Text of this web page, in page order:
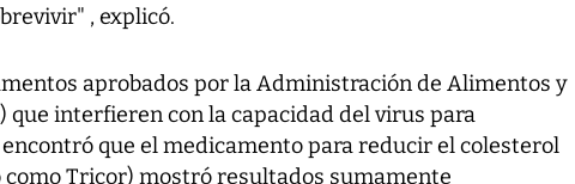
, explicó.
aprobados por la Administración de Alimentos y
que interfieren con la capacidad del virus para
que el medicamento para reducir el colesterol
como Tricor) mostró resultados sumamente